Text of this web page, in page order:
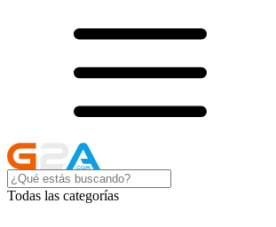
Todas las categorías